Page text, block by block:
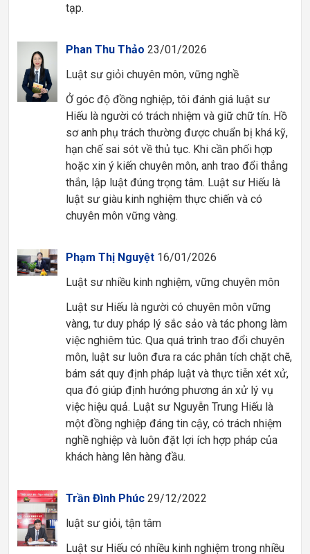
tạp.
Phan Thu Thảo 23/01/2026
Luật sư giỏi chuyên môn, vững nghề
Ở góc độ đồng nghiệp, tôi đánh giá luật sư
Hiếu là người có trách nhiệm và giữ chữ tín. Hồ
sơ anh phụ trách thường được chuẩn bị khá kỹ,
hạn chế sai sót về thủ tục. Khi cần phối hợp
hoặc xin ý kiến chuyên môn, anh trao đổi thẳng
thắn, lập luật đúng trọng tâm. Luật sư Hiếu là
luật sư giàu kinh nghiệm thực chiến và có
chuyên môn vững vàng.
Phạm Thị Nguyệt 16/01/2026
Luật sư nhiều kinh nghiệm, vững chuyên môn
Luật sư Hiếu là người có chuyên môn vững
vàng, tư duy pháp lý sắc sảo và tác phong làm
việc nghiêm túc. Qua quá trình trao đổi chuyên
môn, luật sư luôn đưa ra các phân tích chặt chẽ,
bám sát quy định pháp luật và thực tiễn xét xử,
qua đó giúp định hướng phương án xử lý vụ
việc hiệu quả. Luật sư Nguyễn Trung Hiếu là
một đồng nghiệp đáng tin cậy, có trách nhiệm
nghề nghiệp và luôn đặt lợi ích hợp pháp của
khách hàng lên hàng đầu.
Trần Đình Phúc 29/12/2022
luật sư giỏi, tận tâm
Luật sư Hiếu có nhiều kinh nghiệm trong nhiều